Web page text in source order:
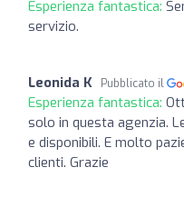
Esperienza fantastica:
servizio.
Leonida K Pubblicato il
Esperienza fantastica:
solo in questa agenzia.
e disponibili. E molto
clienti. Grazie